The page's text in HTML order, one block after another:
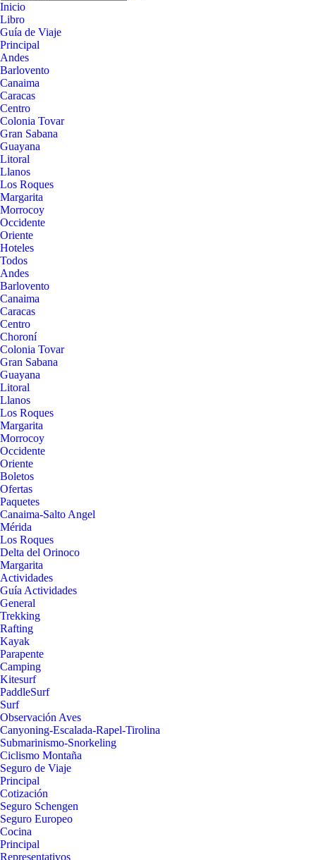
Inicio
Libro
Guía de Viaje
Principal
Andes
Barlovento
Canaima
Caracas
Centro
Colonia Tovar
Gran Sabana
Guayana
Litoral
Llanos
Los Roques
Margarita
Morrocoy
Occidente
Oriente
Hoteles
Todos
Andes
Barlovento
Canaima
Caracas
Centro
Choroní
Colonia Tovar
Gran Sabana
Guayana
Litoral
Llanos
Los Roques
Margarita
Morrocoy
Occidente
Oriente
Boletos
Ofertas
Paquetes
Canaima-Salto Angel
Mérida
Los Roques
Delta del Orinoco
Margarita
Actividades
Guía Actividades
General
Trekking
Rafting
Kayak
Parapente
Camping
Kitesurf
PaddleSurf
Surf
Observación Aves
Canyoning-Escalada-Rapel-Tirolina
Submarinismo-Snorkeling
Ciclismo Montaña
Seguro de Viaje
Principal
Cotización
Seguro Schengen
Seguro Europeo
Cocina
Principal
Representativos